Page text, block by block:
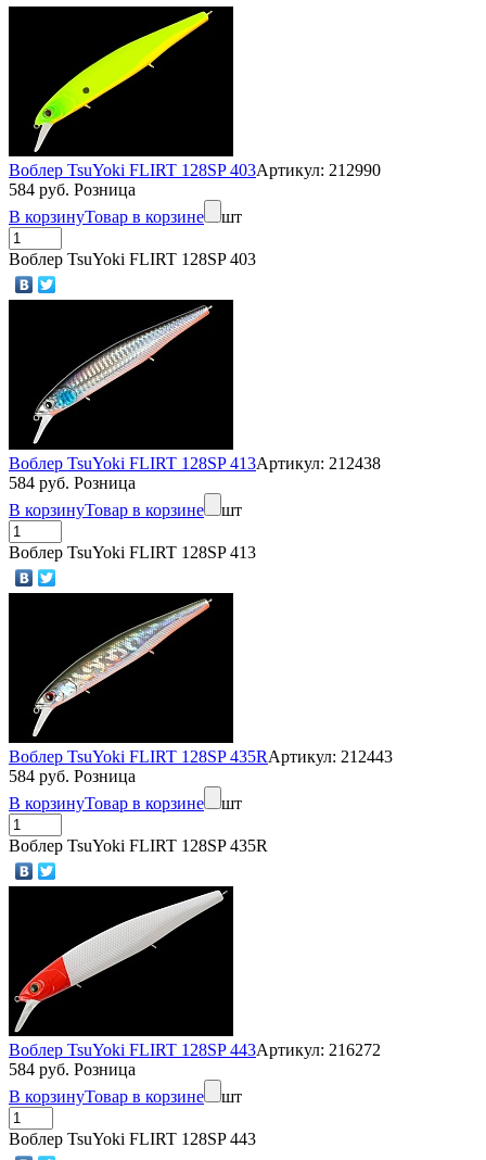
Воблер TsuYoki FLIRT 128SP 403Артикул: 212990
584 руб. Розница
В корзинуТовар в корзине шт
Воблер TsuYoki FLIRT 128SP 403
Воблер TsuYoki FLIRT 128SP 413Артикул: 212438
584 руб. Розница
В корзинуТовар в корзине шт
Воблер TsuYoki FLIRT 128SP 413
Воблер TsuYoki FLIRT 128SP 435RАртикул: 212443
584 руб. Розница
В корзинуТовар в корзине шт
Воблер TsuYoki FLIRT 128SP 435R
Воблер TsuYoki FLIRT 128SP 443Артикул: 216272
584 руб. Розница
В корзинуТовар в корзине шт
Воблер TsuYoki FLIRT 128SP 443